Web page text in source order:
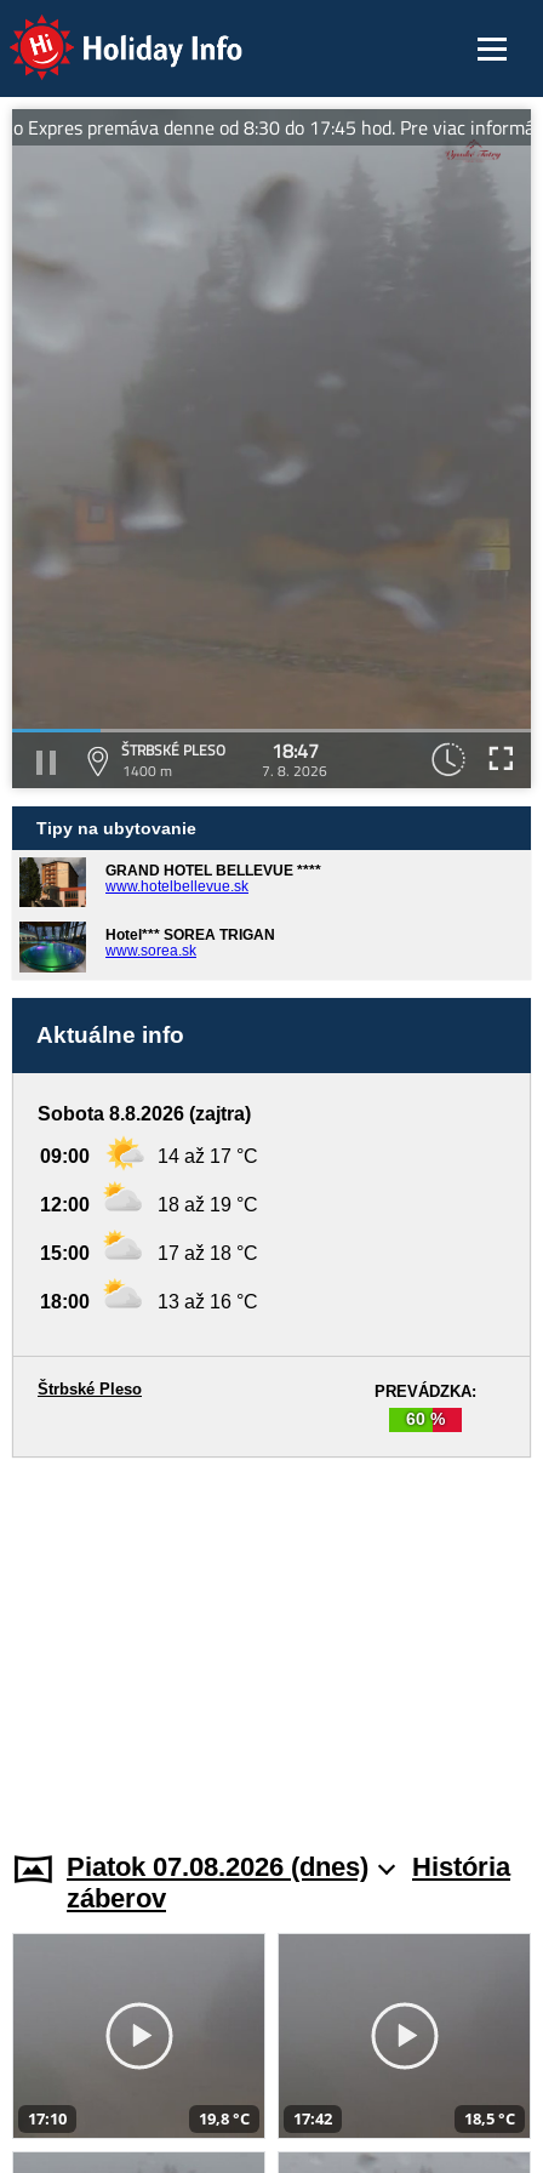
Holiday Info
Expres premáva denne od 8:30 do 17:45 hod. Pre viac
ŠTRBSKÉ PLESO
1400 m
18:47
7. 8. 2026
Tipy na ubytovanie
GRAND HOTEL BELLEVUE ****
www.hotelbellevue.sk
Hotel*** SOREA TRIGAN
www.sorea.sk
Aktuálne info
Sobota 8.8.2026 (zajtra)
09:00 14 až 17 °C
12:00 18 až 19 °C
15:00 17 až 18 °C
18:00 13 až 16 °C
PREVÁDZKA:
60 %
Štrbské Pleso
Piatok 07.08.2026 (dnes)
História
záberov
17:10 19,8 °C 17:42 18,5 °C